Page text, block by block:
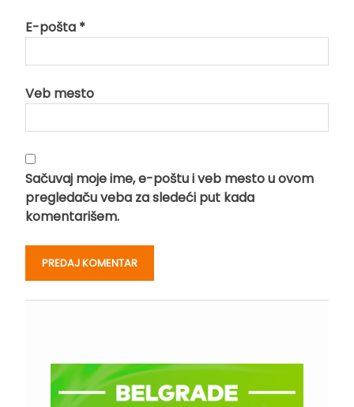
E-pošta *
Veb mesto
Sačuvaj moje ime, e-poštu i veb mesto u ovom
pregledaču veba za sledeći put kada
komentarišem.